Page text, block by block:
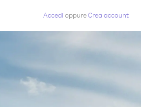
Accedi oppureCrea account